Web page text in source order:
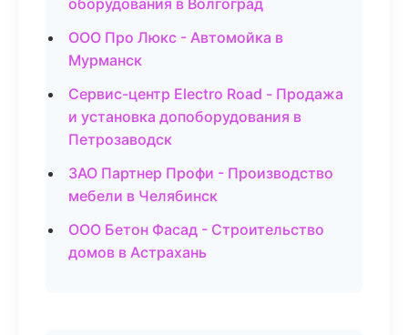
оборудования в Волгоград
ООО Про Люкс - Автомойка в
Мурманск
Сервис-центр Electro Road - Продажа
и установка допоборудования в
Петрозаводск
ЗАО Партнер Профи - Производство
мебели в Челябинск
ООО Бетон Фасад - Строительство
домов в Астрахань